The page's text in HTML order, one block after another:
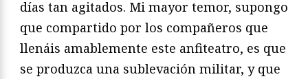
días tan agitados. Mi mayor temor, supongo
que compartido por los compañeros que
llenáis amablemente este anfiteatro, es que
se produzca una sublevación militar, y que